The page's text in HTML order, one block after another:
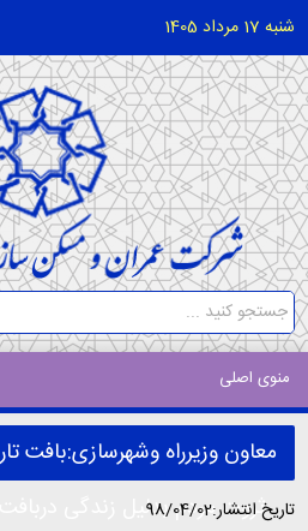
شنبه 17 مرداد 1405
منوی اصلی
معاون وزیرراه وشهرسازی:بافت
ثروت مردم بدلیل زندگی دربافت
تاریخ انتشار:98/04/02